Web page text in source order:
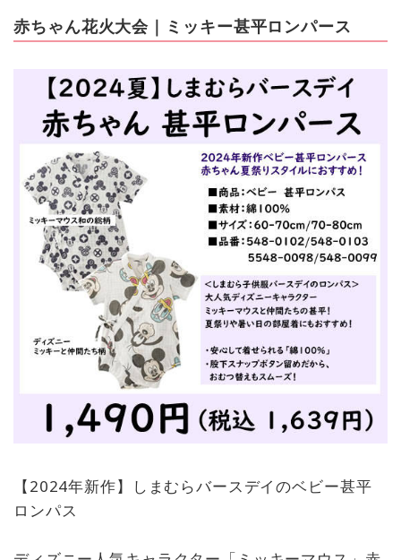
赤ちゃん花火大会｜ミッキー甚平ロンパース
【2024年新作】しまむらバースデイのベビー甚平
ロンパス